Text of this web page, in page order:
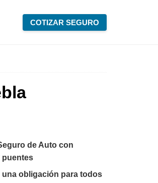
COTIZAR SEGURO
de Auto con
puentes
una obligación para todos